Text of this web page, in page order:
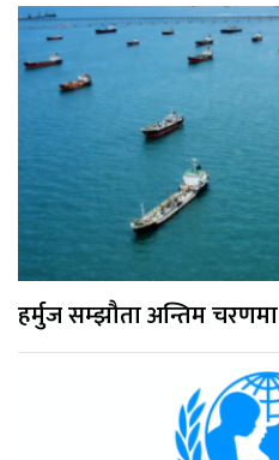
हर्मुज सम्झौता अन्तिम चरणमा